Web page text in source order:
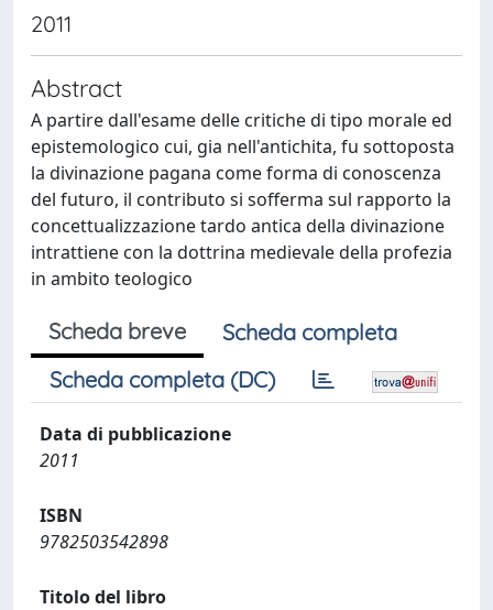
2011
Abstract
A partire dall'esame delle critiche di tipo morale ed
epistemologico cui, gia nell'antichita, fu sottoposta
la divinazione pagana come forma di conoscenza
del futuro, il contributo si sofferma sul rapporto la
concettualizzazione tardo antica della divinazione
intrattiene con la dottrina medievale della profezia
in ambito teologico
Scheda breve
Scheda completa
Scheda completa (DC)
Data di pubblicazione
2011
ISBN
9782503542898
Titolo del libro